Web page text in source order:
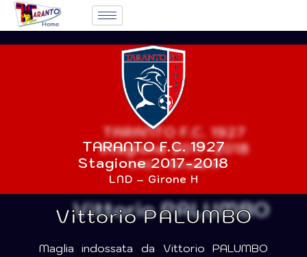
TARANTO F.C. 1927
Stagione 2017-2018
LND – Girone H
Vittorio PALUMBO
Maglia indossata da Vittorio PALUMBO